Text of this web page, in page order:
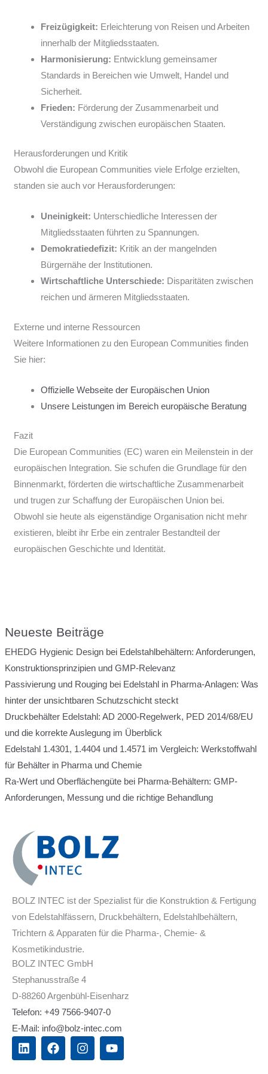
Freizügigkeit: Erleichterung von Reisen und Arbeiten
innerhalb der Mitgliedsstaaten.
Harmonisierung: Entwicklung gemeinsamer
Standards in Bereichen wie Umwelt, Handel und
Sicherheit.
Frieden: Förderung der Zusammenarbeit und
Verständigung zwischen europäischen Staaten.
Herausforderungen und Kritik
Obwohl die European Communities viele Erfolge erzielten,
standen sie auch vor Herausforderungen:
Uneinigkeit: Unterschiedliche Interessen der
Mitgliedsstaaten führten zu Spannungen.
Demokratiedefizit: Kritik an der mangelnden
Bürgernähe der Institutionen.
Wirtschaftliche Unterschiede: Disparitäten zwischen
reichen und ärmeren Mitgliedsstaaten.
Externe und interne Ressourcen
Weitere Informationen zu den European Communities finden
Sie hier:
Offizielle Webseite der Europäischen Union
Unsere Leistungen im Bereich europäische Beratung
Fazit
Die European Communities (EC) waren ein Meilenstein in der
europäischen Integration. Sie schufen die Grundlage für den
Binnenmarkt, förderten die wirtschaftliche Zusammenarbeit
und trugen zur Schaffung der Europäischen Union bei.
Obwohl sie heute als eigenständige Organisation nicht mehr
existieren, bleibt ihr Erbe ein zentraler Bestandteil der
europäischen Geschichte und Identität.
Neueste Beiträge
EHEDG Hygienic Design bei Edelstahlbehältern: Anforderungen,
Konstruktionsprinzipien und GMP-Relevanz
Passivierung und Rouging bei Edelstahl in Pharma-Anlagen: Was
hinter der unsichtbaren Schutzschicht steckt
Druckbehälter Edelstahl: AD 2000-Regelwerk, PED 2014/68/EU
und die korrekte Auslegung im Überblick
Edelstahl 1.4301, 1.4404 und 1.4571 im Vergleich: Werkstoffwahl
für Behälter in Pharma und Chemie
Ra-Wert und Oberflächengüte bei Pharma-Behältern: GMP-
Anforderungen, Messung und die richtige Behandlung
BOLZ INTEC ist der Spezialist für die Konstruktion & Fertigung
von Edelstahlfässern, Druckbehältern, Edelstahlbehältern,
Trichtern & Apparaten für die Pharma-, Chemie- &
Kosmetikindustrie.
BOLZ INTEC GmbH
Stephanusstraße 4
D-88260 Argenbühl-Eisenharz
Telefon: +49 7566-9407-0
E-Mail: info@bolz-intec.com
L
i
F
a
I
n
Y
o